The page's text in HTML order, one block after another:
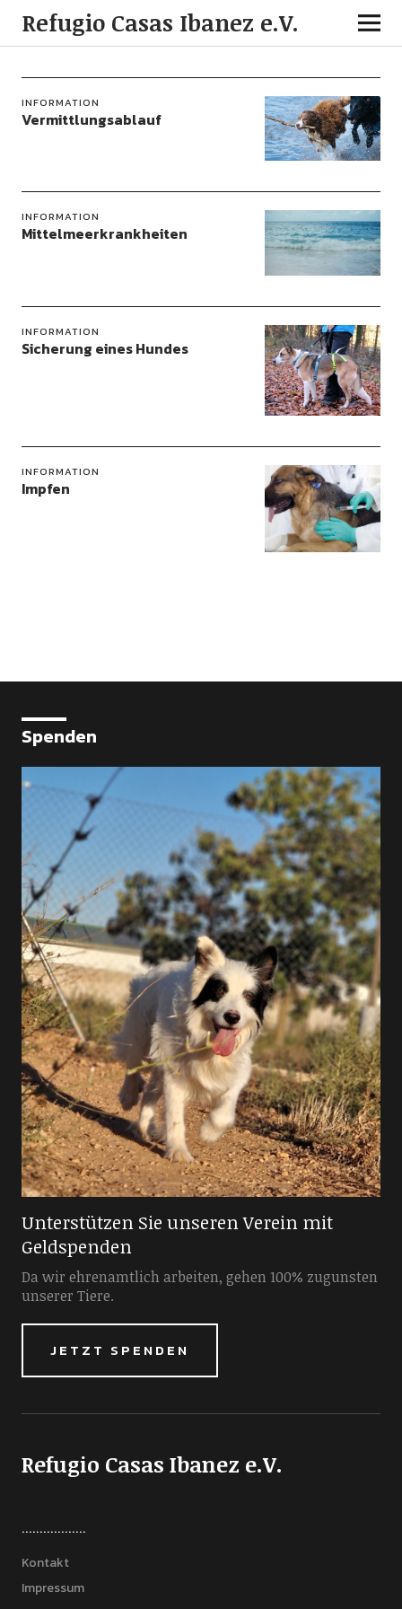
Refugio Casas Ibanez e.V.
INFORMATION
Vermittlungsablauf
INFORMATION
Mittelmeerkrankheiten
INFORMATION
Sicherung eines Hundes
INFORMATION
Impfen
Spenden
Unterstützen Sie unseren Verein mit
Geldspenden
Da wir ehrenamtlich arbeiten, gehen 100% zugunsten
unserer Tiere.
JETZT SPENDEN
Refugio Casas Ibanez e.V.
..................
Kontakt
Impressum